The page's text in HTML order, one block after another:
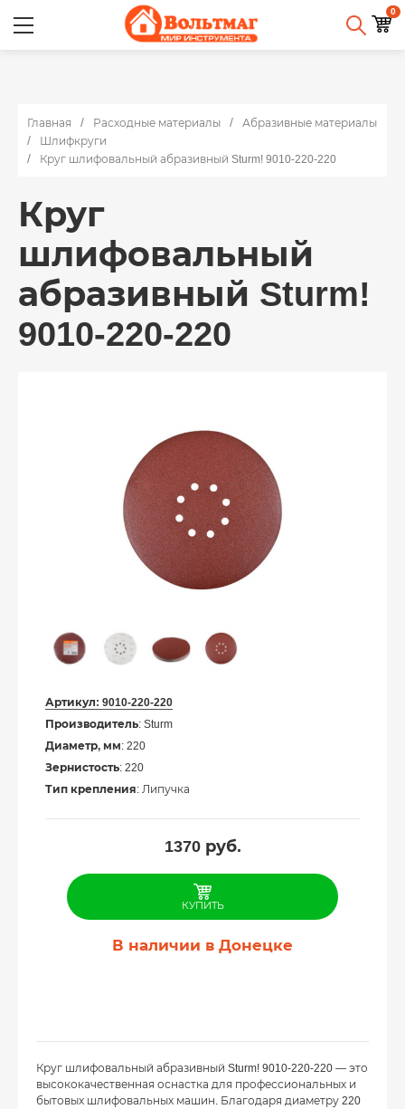
0
Главная Расходные материалы
Абразивные материалы
Шлифкруги
Круг шлифовальный абразивный Sturm! 9010-220-220
Круг
шлифовальный
абразивный Sturm!
9010-220-220
Артикул: 9010-220-220
Производитель: Sturm
Диаметр, мм: 220
Зернистость: 220
Тип крепления: Липучка
1370руб.
КУПИТЬ
В наличии в Донецке
Круг шлифовальный абразивный Sturm! 9010-220-220 — это
высококачественная оснастка для профессиональных и
бытовых шлифовальных машин. Благодаря диаметру 220